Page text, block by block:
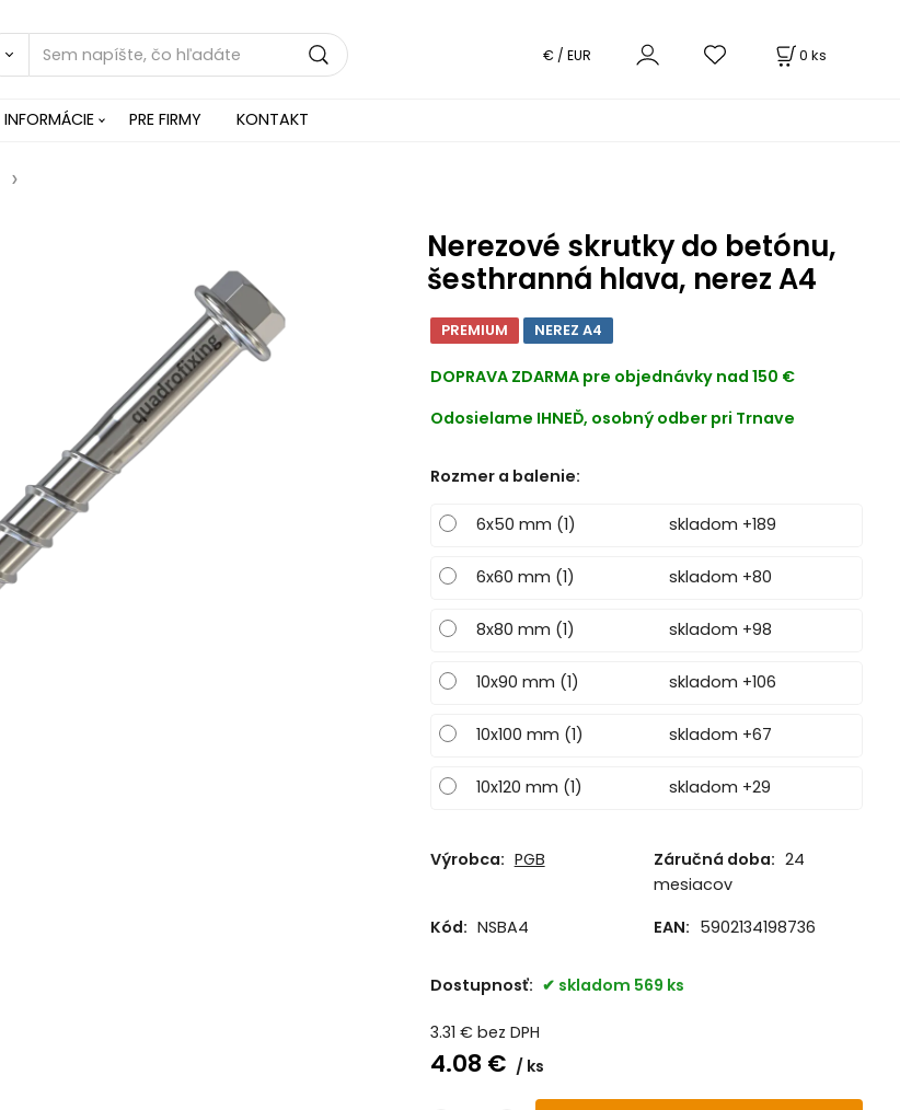
0 ks
€ / EUR
INFORMÁCIE PRE FIRMY KONTAKT
Nerezové skrutky do betónu,
šesthranná hlava, nerez A4
PREMIUM NEREZ A4
DOPRAVA ZDARMA pre objednávky nad 150 €
Odosielame IHNEĎ, osobný odber pri Trnave
Rozmer a balenie:
6x50 mm (1) skladom +189
6x60 mm (1) skladom +80
8x80 mm (1) skladom +98
10x90 mm (1) skladom +106
10x100 mm (1) skladom +67
10x120 mm (1) skladom +29
Výrobca: PGB Záručná doba: 24
mesiacov
Kód: NSBA4 EAN: 5902134198736
Dostupnosť: skladom 569 ks
3.31 € bez DPH
4.08 € ks